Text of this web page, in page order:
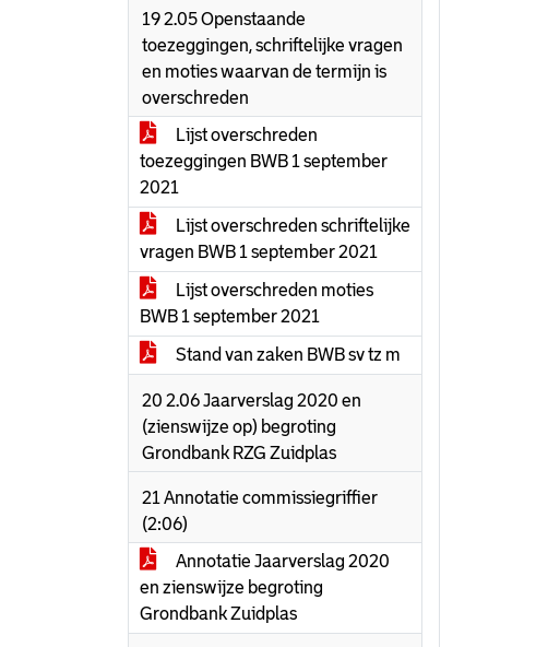
19 2.05 Openstaande
toezeggingen, schriftelijke vragen
en moties waarvan de termijn is
overschreden
Lijst overschreden
toezeggingen BWB 1 september
2021
Lijst overschreden schriftelijke
vragen BWB 1 september 2021
Lijst overschreden moties
BWB 1 september 2021
Stand van zaken BWB sv tz m
20 2.06 Jaarverslag 2020 en
(zienswijze op) begroting
Grondbank RZG Zuidplas
21 Annotatie commissiegriffier
(2:06)
Annotatie Jaarverslag 2020
en zienswijze begroting
Grondbank Zuidplas